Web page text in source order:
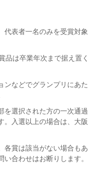
代表者一名のみを受賞対象
品は卒業年次まで据え置く
ンなどでグランプリにあた
を選択された方の一次通過
。入選以上の場合は、大阪
各賞は該当がない場合もあ
合わせはお断りします。